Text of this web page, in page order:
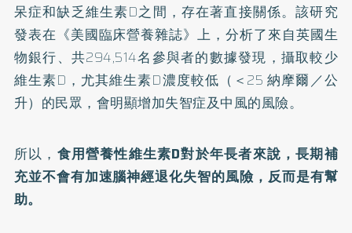
呆症和缺乏維生素D之間，存在著直接關係。該研究
發表在《美國臨床營養雜誌》上，分析了來自英國生
物銀行、共294,514名參與者的數據發現，攝取較少
維生素D，尤其維生素D濃度較低（＜25 納摩爾／公
升）的民眾，會明顯增加失智症及中風的風險。
所以， 食用營養性維生素D對於年長者來說，長期補
充並不會有加速腦神經退化失智的風險，反而是有幫
助。